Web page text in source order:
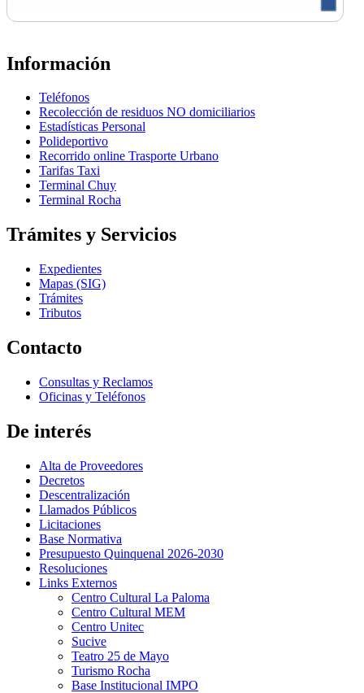
Información
Teléfonos
Recolección de residuos NO domiciliarios
Estadísticas Personal
Polideportivo
Recorrido online Trasporte Urbano
Tarifas Taxi
Terminal Chuy
Terminal Rocha
Trámites y Servicios
Expedientes
Mapas (SIG)
Trámites
Tributos
Contacto
Consultas y Reclamos
Oficinas y Teléfonos
De interés
Alta de Proveedores
Decretos
Descentralización
Llamados Públicos
Licitaciones
Base Normativa
Presupuesto Quinquenal 2026-2030
Resoluciones
Links Externos
Centro Cultural La Paloma
Centro Cultural MEM
Centro Unitec
Sucive
Teatro 25 de Mayo
Turismo Rocha
Base Institucional IMPO